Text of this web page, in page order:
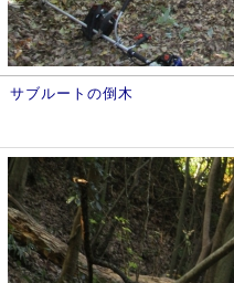
サブルートの倒木